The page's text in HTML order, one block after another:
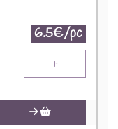
6.5€/pc
+